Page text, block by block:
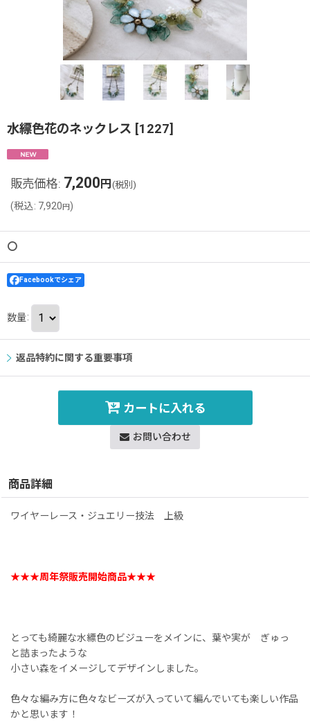
水縹色花のネックレス [1227]
販売価格: 7,200 円 (税別)
(税込: 7,920円)
〇
Facebookでシェア
数量:
返品特約に関する重要事項
カートに入れる
お問い合わせ
商品詳細
ワイヤーレース・ジュエリー技法 上級
★★★周年祭販売開始商品★★★
とっても綺麗な水縹色のビジューをメインに、葉や実が ぎゅっ
と詰まったような
小さい森をイメージしてデザインしました。
色々な編み方に色々なビーズが入っていて編んでいても楽しい作品
かと思います！